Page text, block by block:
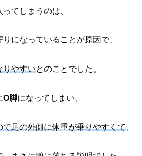
てしまうのは、
になっていることが原因で、
りやすいとのことでした。
O脚になってしまい、
足の外側に体重が乗りやすくて